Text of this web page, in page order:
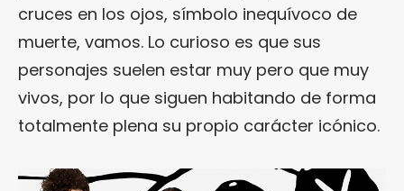
cruces en los ojos, símbolo inequívoco de
muerte, vamos. Lo curioso es que sus
personajes suelen estar muy pero que muy
vivos, por lo que siguen habitando de forma
totalmente plena su propio carácter icónico.